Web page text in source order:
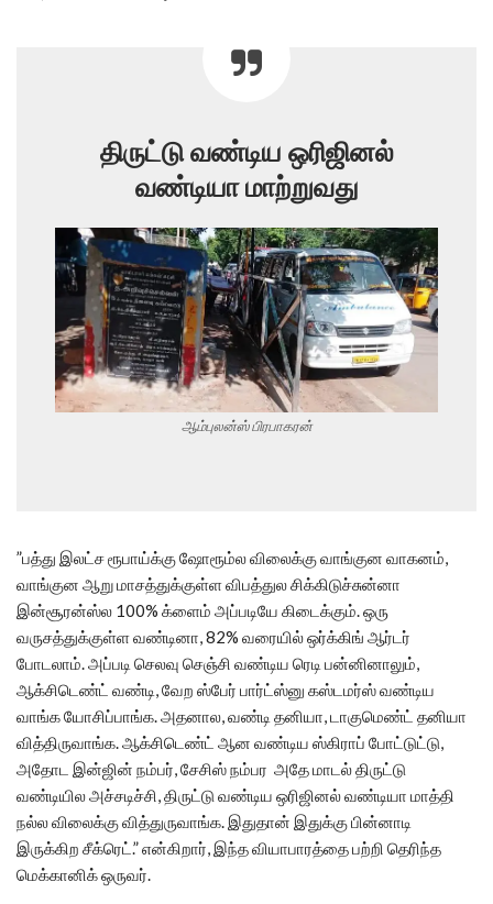
திருட்டு வண்டிய ஒரிஜினல்
வண்டியா மாற்றுவது
ஆம்புலன்ஸ் பிரபாகரன்
”பத்து இலட்ச ரூபாய்க்கு ஷோரூம்ல விலைக்கு வாங்குன வாகனம்,
வாங்குன ஆறு மாசத்துக்குள்ள விபத்துல சிக்கிடுச்சுன்னா
இன்சூரன்ஸ்ல 100% க்ளைம் அப்படியே கிடைக்கும். ஒரு
வருசத்துக்குள்ள வண்டினா, 82% வரையில் ஒர்க்கிங் ஆர்டர்
போடலாம். அப்படி செலவு செஞ்சி வண்டிய ரெடி பன்னினாலும்,
ஆக்சிடெண்ட் வண்டி, வேற ஸ்பேர் பார்ட்ஸ்னு கஸ்டமர்ஸ் வண்டிய
வாங்க யோசிப்பாங்க. அதனால, வண்டி தனியா, டாகுமெண்ட் தனியா
வித்திருவாங்க. ஆக்சிடெண்ட் ஆன வண்டிய ஸ்கிராப் போட்டுட்டு,
அதோட இன்ஜின் நம்பர், சேசிஸ் நம்பர அதே மாடல் திருட்டு
வண்டியில அச்சடிச்சி, திருட்டு வண்டிய ஒரிஜினல் வண்டியா மாத்தி
நல்ல விலைக்கு வித்துருவாங்க. இதுதான் இதுக்கு பின்னாடி
இருக்கிற சீக்ரெட்.” என்கிறார், இந்த வியாபாரத்தை பற்றி தெரிந்த
மெக்கானிக் ஒருவர்.